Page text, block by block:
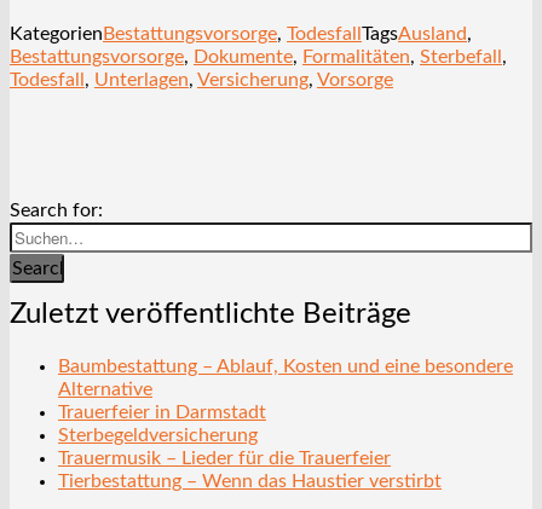
Kategorien Bestattungsvorsorge, Todesfall TagsAusland,
Bestattungsvorsorge, Dokumente, Formalitäten, Sterbefall ,
Todesfall , Unterlagen, Versicherung, Vorsorge
Search for:
Search
Zuletzt veröffentlichte Beiträge
Baumbestattung – Ablauf, Kosten und eine besondere
Alternative
Trauerfeier in Darmstadt
Sterbegeldversicherung
Trauermusik – Lieder für die Trauerfeier
Tierbestattung – Wenn das Haustier verstirbt